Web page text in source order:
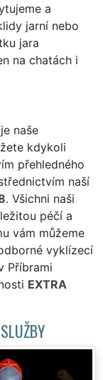
a
jarní nebo
jara
na chatách i
naše
kdykoli
přehledného
naší
. Všichni naši
péčí a
vám můžeme
vyklízecí
Příbrami
EXTRA